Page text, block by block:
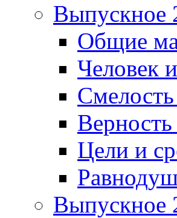
Выпускное
Общие
Человек
Цели и
Выпускное